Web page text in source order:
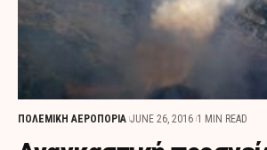
ΠΟΛΕΜΙΚΗ ΑΕΡΟΠΟΡΙΑ JUNE 26, 2016 1 MIN READ